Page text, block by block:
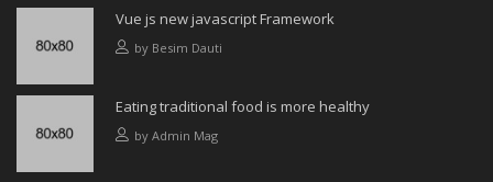
Vue js new javascript Framework
by Besim Dauti
Eating traditional food is more healthy
by Admin Mag